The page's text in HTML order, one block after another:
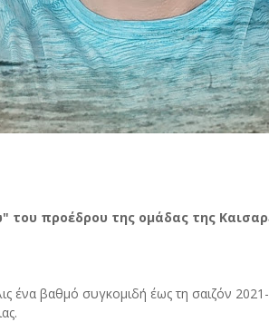
του προέδρου της ομάδας της
ένα βαθμό συγκομιδή έως τη σαιζόν